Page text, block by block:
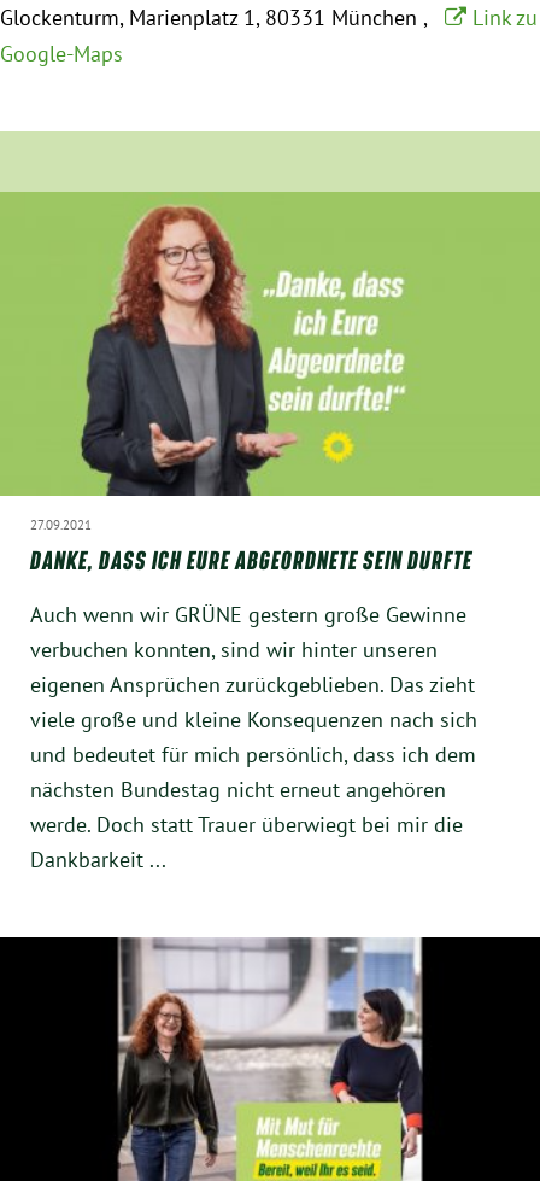
Kontakt
Facebook
Instagram
Glockenturm Marienplatz 1 80331 München
Link zu
Google-Maps
27.09.2021
DANKE, DASS ICH EURE ABGEORDNETE SEIN DURFTE
Auch wenn wir GRÜNE gestern große Gewinne
verbuchen konnten, sind wir hinter unseren
eigenen Ansprüchen zurückgeblieben. Das zieht
viele große und kleine Konsequenzen nach sich
und bedeutet für mich persönlich, dass ich dem
nächsten Bundestag nicht erneut angehören
werde. Doch statt Trauer überwiegt bei mir die
Dankbarkeit ...